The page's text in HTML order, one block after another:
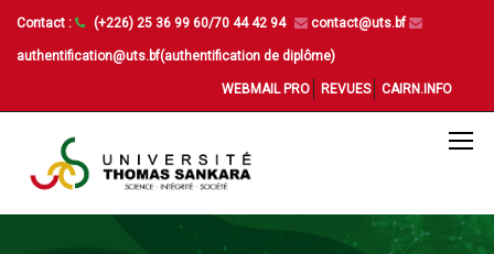
Contact : (+226) 25 36 99 60/70 44 42 94 contact@uts.bf
authentification@uts.bf(authentification de diplôme)
WEBMAIL PRO REVUES CAIRN.INFO